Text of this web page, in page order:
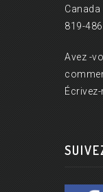
Canada
819-
Avez -